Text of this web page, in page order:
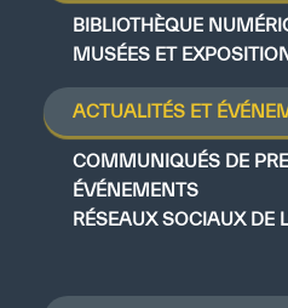
BIBLIOTHÈQUE
MUSÉES ET
ACTUALITÉS ET
COMMUNIQUÉS DE
ÉVÉNEMENTS
RÉSEAUX SOCIAUX DE